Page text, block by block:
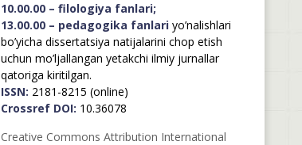
10.00.00 – filologiya fanlari;
13.00.00 – pedagogika fanlariyo’nalishlari
bo’yicha dissertatsiya natijalarini chop etish
uchun mo’ljallangan yetakchi ilmiy jurnallar
qatoriga kiritilgan.
ISSN: 2181-8215 (online)
Crossref DOI: 10.36078
Creative Commons Attribution International